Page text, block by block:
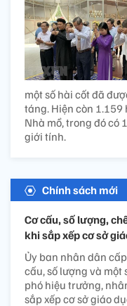
một số hài cốt đã
táng. Hiện còn 1.159
Nhà mồ, trong đó có
giới tính.
Chính sách mới
Cơ cấu, số lượng,
khi sắp xếp cơ sở
Ủy ban nhân dân
cấu, số lượng và
phó hiệu trưởng,
sắp xếp cơ sở giáo